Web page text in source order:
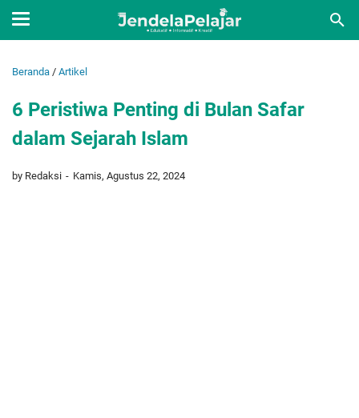
Beranda / Artikel
6 Peristiwa Penting di Bulan Safar
dalam Sejarah Islam
by Redaksi Kamis, Agustus 22, 2024